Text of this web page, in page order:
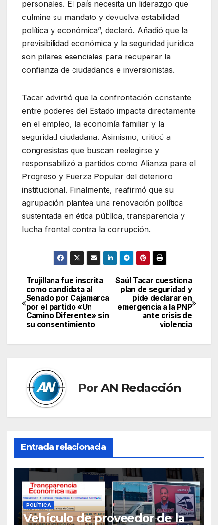
personales. El país necesita un liderazgo que
culmine su mandato y devuelva estabilidad
política y económica”, declaró. Añadió que la
previsibilidad económica y la seguridad jurídica
son pilares esenciales para recuperar la
confianza de ciudadanos e inversionistas.
Tacar advirtió que la confrontación constante
entre poderes del Estado impacta directamente
en el empleo, la economía familiar y la
seguridad ciudadana. Asimismo, criticó a
congresistas que buscan reelegirse y
responsabilizó a partidos como Alianza para el
Progreso y Fuerza Popular del deterioro
institucional. Finalmente, reafirmó que su
agrupación plantea una renovación política
sustentada en ética pública, transparencia y
lucha frontal contra la corrupción.
Navegación
de
entradas
Saúl Tacar cuestiona
plan de seguridad y
pide declarar en
emergencia a la PNP
ante crisis de
violencia
Trujillana fue inscrita
como candidata al
Senado por Cajamarca
por el partido «Un
Camino Diferente» sin
su consentimiento
PorAN Redacción
Entrada relacionada
POLÍTICA
Vehículo de proveedor de la